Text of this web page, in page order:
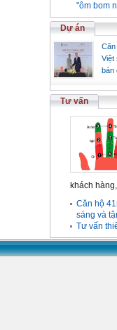
"ôm bom
Dự án
Căn
Việt
bán
Tư vấn
khách
Căn hộ
sáng và
Tư vấn